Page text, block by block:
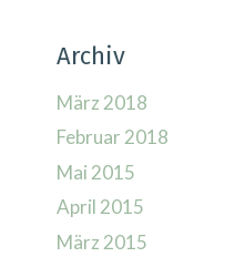
Archiv
März 2018
Februar 2018
Mai 2015
April 2015
März 2015